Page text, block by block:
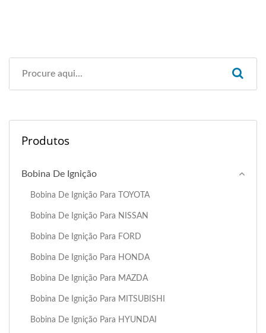
Produtos
Bobina De Ignição
Bobina De Ignição Para TOYOTA
Bobina De Ignição Para NISSAN
Bobina De Ignição Para FORD
Bobina De Ignição Para HONDA
Bobina De Ignição Para MAZDA
Bobina De Ignição Para MITSUBISHI
Bobina De Ignição Para HYUNDAI